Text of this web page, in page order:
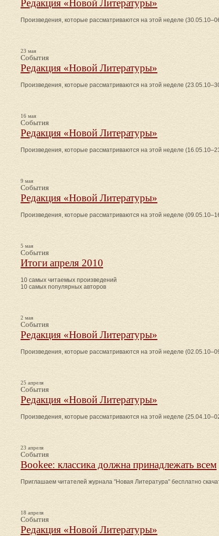
Редакция «Новой Литературы»
Произведения, которые рассматриваются на этой неделе
23 мая
События
Редакция «Новой Литературы»
Произведения, которые рассматриваются на этой неделе
16 мая
События
Редакция «Новой Литературы»
Произведения, которые рассматриваются на этой неделе
9 мая
События
Редакция «Новой Литературы»
Произведения, которые рассматриваются на этой неделе
5 мая
События
Итоги апреля 2010
10 самых читаемых произведений
10 самых популярных авторов
2 мая
События
Редакция «Новой Литературы»
Произведения, которые рассматриваются на этой неделе
25 апреля
События
Редакция «Новой Литературы»
Произведения, которые рассматриваются на этой неделе
23 апреля
События
Bookee: классика должна принадлежать всем
Приглашаем читателей журнала "Новая Литература" бесплатно
18 апреля
События
Редакция «Новой Литературы»